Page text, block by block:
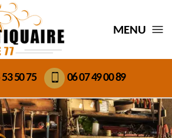
MENU
50 75 06 07 49 00 89